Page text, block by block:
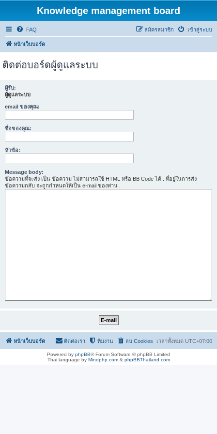
Knowledge management board
FAQ เข้าสู่ระบบ
สมัครสมาชิก
หน้าเว็บบอร์ด
ติดต่อบอร์ดผู้ดูแลระบบ
ผู้รับ:
ผู้ดูแลระบบ
email ของคุณ:
ชื่อของคุณ:
หัวข้อ:
Message body:
ข้อความที่จะส่ง เป็น ข้อความ ไม่สามารถใช้ HTML หรือ BB Code ได้ . ที่อยู่ในการส่ง
ข้อความกลับ จะถูกกำหนดให้เป็น e-mail ของท่าน .
หน้าเว็บบอร์ด เวลาทั้งหมด UTC+07:00
ลบ Cookies
ทีมงาน
ติดต่อเรา
Powered by phpBB® Forum Software © phpBB Limited
Thai language by Mindphp.com& phpBBThailand.com